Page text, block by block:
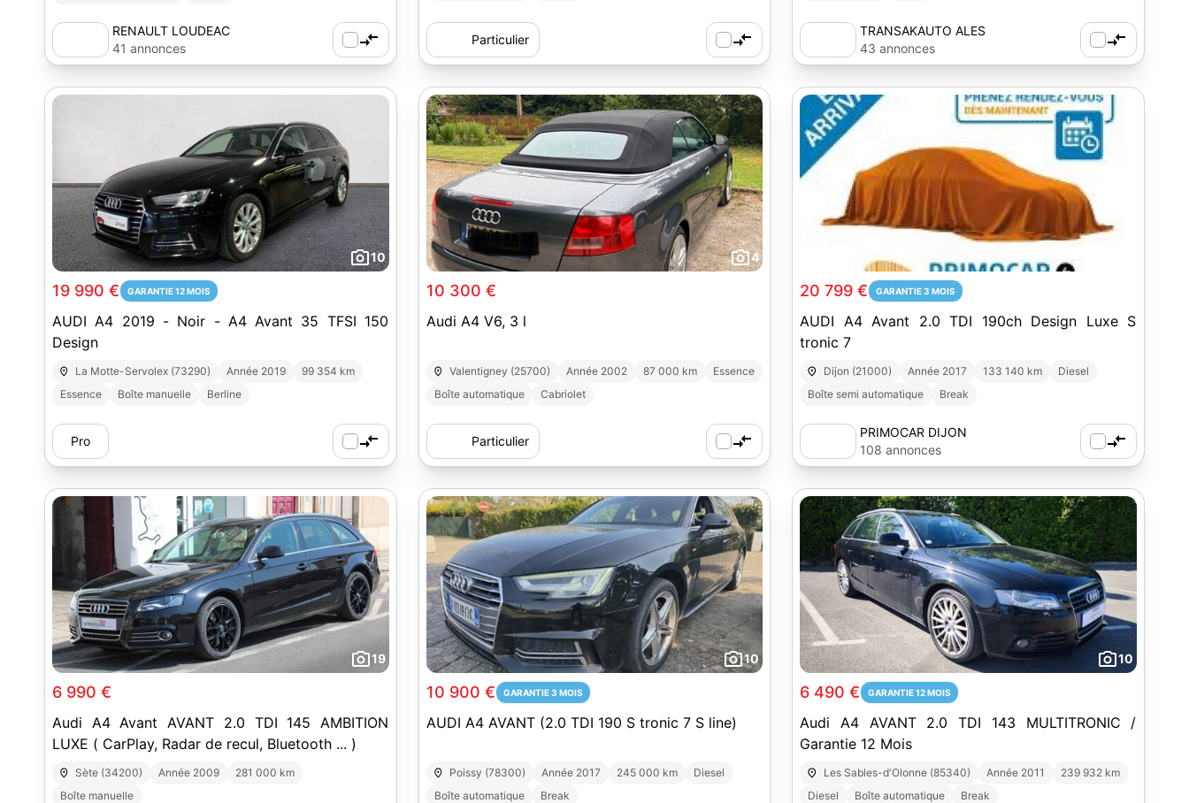
RENAULT LOUDEAC
41 annonces
Particulier
TRANSAKAUTO ALES
43 annonces
10
19 990 € GARANTIE 12 MOIS
AUDI A4 2019 - Noir - A4 Avant 35 TFSI 150
Design
La Motte-Servolex (73290) Année 2019
99 354 km
Essence
Boîte manuelle Berline
Pro
4
10 300 €
Audi A4 V6, 3 l
Valentigney (25700) Année 2002 87 000 km
Essence
Boîte automatique
Cabriolet
Particulier
20 799 € GARANTIE 3 MOIS
AUDI A4 Avant 2.0 TDI 190ch Design Luxe S
tronic 7
Dijon (21000) Année 2017 133 140 km
Diesel
Boîte semi automatique
Break
PRIMOCAR DIJON
108 annonces
19
6 990 €
Audi A4 Avant AVANT 2.0 TDI 145 AMBITION
LUXE ( CarPlay, Radar de recul, Bluetooth ... )
Sète (34200) Année 2009
281 000 km
Boîte manuelle
10
10 900 € GARANTIE 3 MOIS
AUDI A4 AVANT (2.0 TDI 190 S tronic 7 S line)
Poissy (78300) Année 2017 245 000 km
Diesel
Boîte automatique
Break
10
6 490 € GARANTIE 12 MOIS
Audi A4 AVANT 2.0 TDI 143 MULTITRONIC /
Garantie 12 Mois
Les Sables-d'Olonne (85340) Année 2011
239 932 km
Diesel
Boîte automatique Break